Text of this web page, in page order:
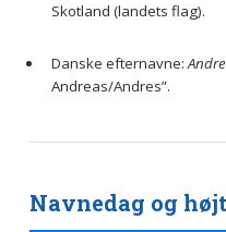
Skotland (landets flag).
Danske efternavne:
Andreas/Andres”.
Navnedag og